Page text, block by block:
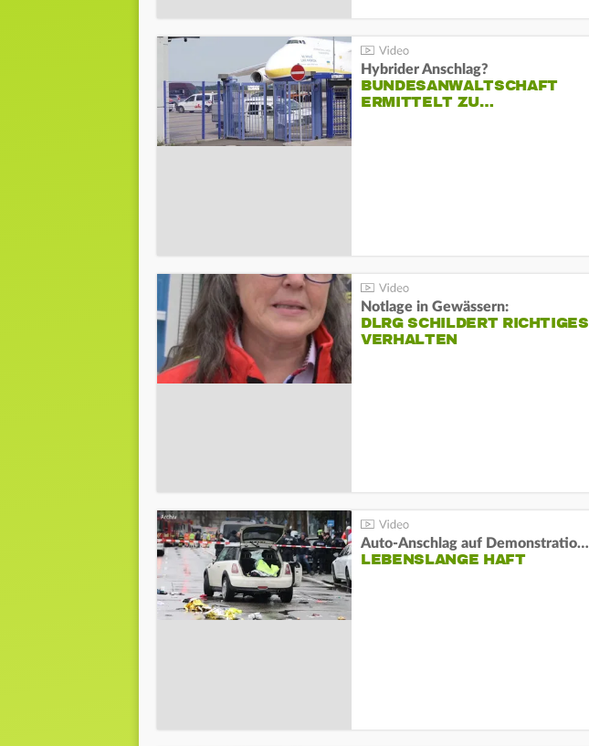
Hybrider Anschlag?
BUNDESANWALTSCHAFT
ERMITTELT ZU…
Notlage in Gewässern:
DLRG SCHILDERT RICHTIGES
VERHALTEN
Auto-Anschlag auf Demonstration in München:
LEBENSLANGE HAFT